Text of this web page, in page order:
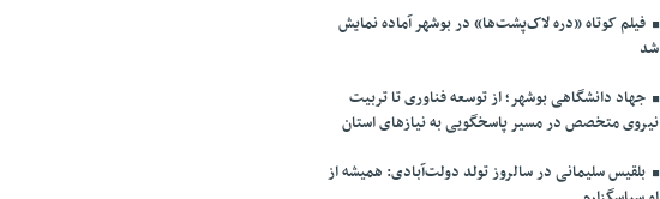
فیلم کوتاه «دره لاک‌پشت‌ها» در بوشهر آماده نمایش
شد
جهاد دانشگاهی بوشهر؛ از توسعه فناوری تا تربیت
نیروی متخصص در مسیر پاسخگویی به نیازهای استان
بلقیس سلیمانی در سالروز تولد دولت‌آبادی: همیشه از